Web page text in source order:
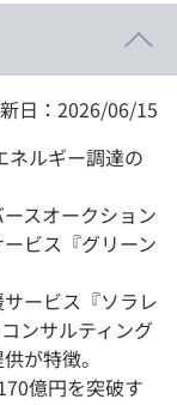
日：2026/06/15
ネルギー調達の
スオークション
ビス『グリーン
ービス『ソラレ
ンサルティング
が特徴。
億円を突破す